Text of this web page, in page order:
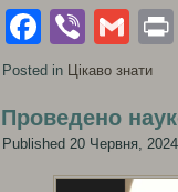
Viber
Posted in Цікаво знати
Проведено
Published 20 Червня, 2024